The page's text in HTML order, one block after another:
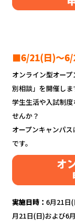
■6/21(日)～6/
オンライン型オー
別相談」を開催しま
学生生活や入試制
せんか？
オープンキャンパ
です。
実施日時： 6月21日
月21日(日)および6